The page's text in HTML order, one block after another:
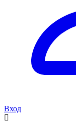
Вход